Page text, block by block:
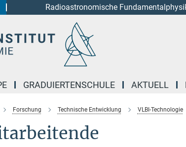
Radioastronomische
GRADUIERTENSCHULE AKTUELL
Forschung Technische Entwicklung VLBI-Technologie